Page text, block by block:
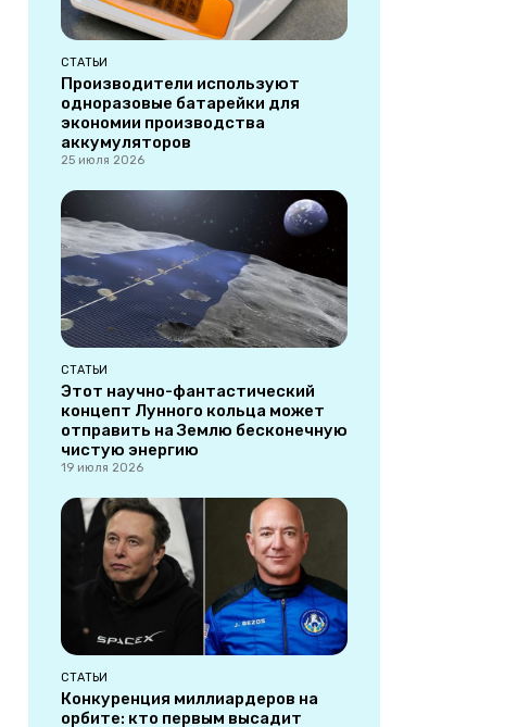
СТАТЬИ
Производители используют
одноразовые батарейки для
экономии производства
аккумуляторов
25 июля 2026
СТАТЬИ
Этот научно-фантастический
концепт Лунного кольца может
отправить на Землю бесконечную
чистую энергию
19 июля 2026
СТАТЬИ
Конкуренция миллиардеров на
орбите: кто первым высадит